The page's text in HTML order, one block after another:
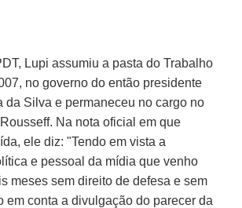
Lupi assumiu a pasta do Trabalho
no governo do então presidente
da Silva e permaneceu no cargo no
Na nota oficial em que
ele diz: "Tendo em vista a
e pessoal da mídia que venho
meses sem direito de defesa e sem
em conta a divulgação do parecer da